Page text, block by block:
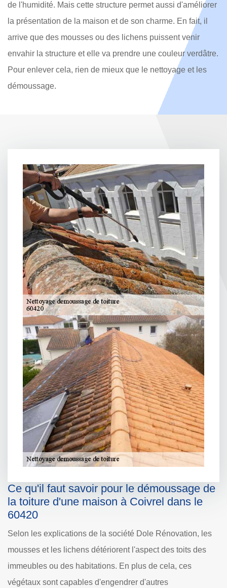
de l'humidité. Mais cette structure permet aussi d'améliorer
la présentation de la maison et de son charme. En fait, il
arrive que des mousses ou des lichens puissent venir
envahir la structure et elle va prendre une couleur verdâtre.
Pour enlever cela, rien de mieux que le nettoyage et les
démoussage.
Ce qu'il faut savoir pour le démoussage de
la toiture d'une maison à Coivrel dans le
60420
Selon les explications de la société Dole Rénovation, les
mousses et les lichens détériorent l'aspect des toits des
immeubles ou des habitations. En plus de cela, ces
végétaux sont capables d'engendrer d'autres